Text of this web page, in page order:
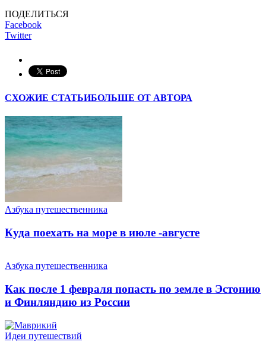
ПОДЕЛИТЬСЯ
Facebook
Twitter
СХОЖИЕ СТАТЬИБОЛЬШЕ ОТ АВТОРА
Азбука путешественника
Куда поехать на море в июле -августе
Азбука путешественника
Как после 1 февраля попасть по земле в Эстонию
и Финляндию из России
Идеи путешествий